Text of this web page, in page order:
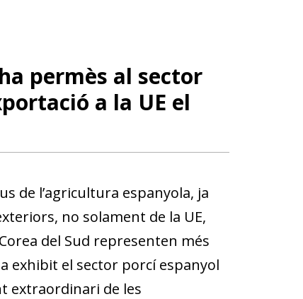
permès al sector
a la UE el
de l’agricultura espanyola, ja
no solament de la UE,
del Sud representen més
exhibit el sector porcí espanyol
extraordinari de les